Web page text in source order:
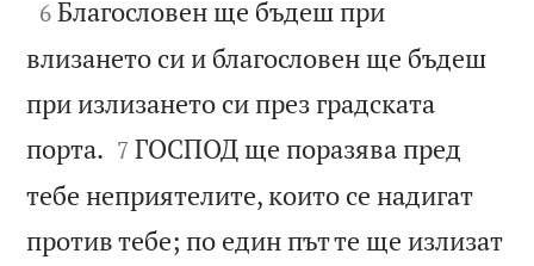

6 Благословен ще бъдеш при
влизането си и благословен ще бъдеш
при излизането си през градската
порта. 

7 ГОСПОД ще поразява пред
тебе неприятелите, които се надигат
против тебе; по един път те ще излизат